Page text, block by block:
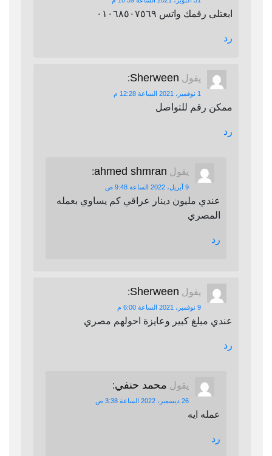
ابعتلى رقمك واتس ٠١٠٦٨٥٠٧٥٦٩
رد
يقول Sherween
:
1 نوفمبر، 2021 الساعة 12:28 م
ممكن رقم للتواصل
رد
يقول ahmed shmran
:
9 أبريل، 2022 الساعة 9:48 ص
عندي مليون دينار عراقي كم يساوي بعمله
المصري
رد
يقول Sherween
:
9 نوفمبر، 2021 الساعة 6:00 م
عندي مبلغ كبير وعايزة احولهم مصري
رد
يقول محمد حنفي:
26 ديسمبر، 2022 الساعة 3:38 ص
عمله ايه
رد